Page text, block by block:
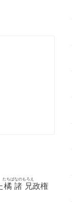
橘諸兄
たちばなのもろえ
政権